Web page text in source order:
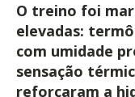
O treino foi
elevadas:
com umidade
sensação
reforçaram a